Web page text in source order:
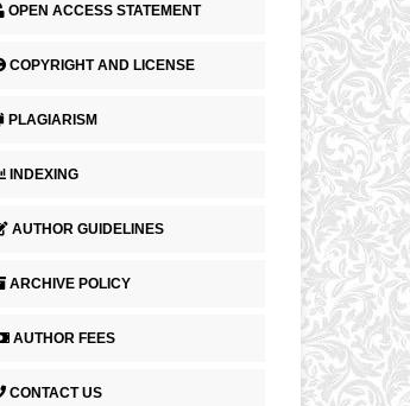
OPEN ACCESS STATEMENT
COPYRIGHT AND LICENSE
PLAGIARISM
INDEXING
AUTHOR GUIDELINES
ARCHIVE POLICY
AUTHOR FEES
CONTACT US